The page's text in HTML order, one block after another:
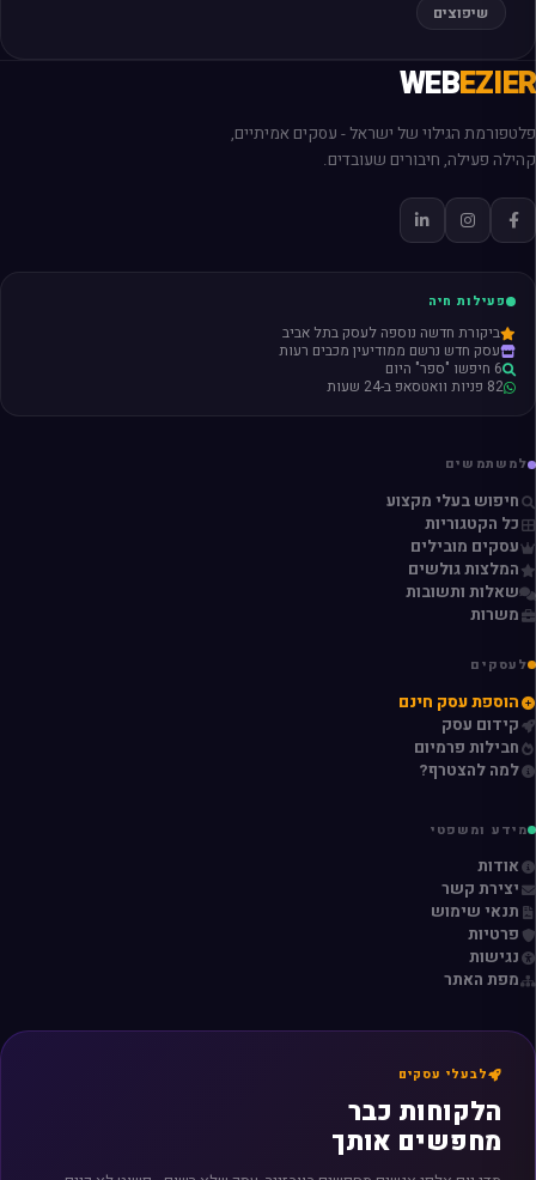
שיפוצים
WEBEZIER
פלטפורמת הגילוי של ישראל - עסקים אמיתיים,
קהילה פעילה, חיבורים שעובדים.
פעילות חיה
ביקורת חדשה נוספה לעסק בתל אביב
עסק חדש נרשם ממודיעין מכבים רעות
6 חיפשו "ספר" היום
82 פניות וואטסאפ ב-24 שעות
למשתמשים
חיפוש בעלי מקצוע
כל הקטגוריות
עסקים מובילים
המלצות גולשים
שאלות ותשובות
משרות
לעסקים
הוספת עסק חינם
קידום עסק
חבילות פרמיום
למה להצטרף?
מידע ומשפטי
אודות
יצירת קשר
תנאי שימוש
פרטיות
נגישות
מפת האתר
לבעלי עסקים
הלקוחות כבר
מחפשים אותך